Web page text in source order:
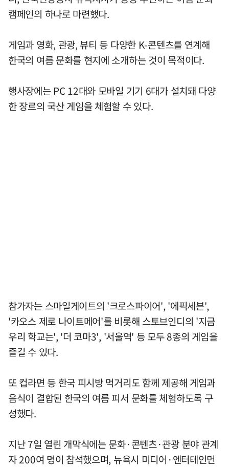
캠페인의 하나로 마련했다.
게임과 영화, 관광, 뷰티 등 다양한 K-콘텐츠를 연계해
한국의 여름 문화를 현지에 소개하는 것이 목적이다.
행사장에는 PC 12대와 모바일 기기 6대가 설치돼 다양
한 장르의 국산 게임을 체험할 수 있다.
참가자는 스마일게이트의 '크로스파이어', '에픽세븐',
'카오스 제로 나이트메어'를 비롯해 스토브인디의 '지금
우리 학교는', '더 코마3', '서울역' 등 모두 8종의 게임을
즐길 수 있다.
또 컵라면 등 한국 피시방 먹거리도 함께 제공해 게임과
음식이 결합된 한국의 여름 피서 문화를 체험하도록 구
성했다.
지난 7일 열린 개막식에는 문화·콘텐츠·관광 분야 관계
자 200여 명이 참석했으며, 뉴욕시 미디어·엔터테인먼